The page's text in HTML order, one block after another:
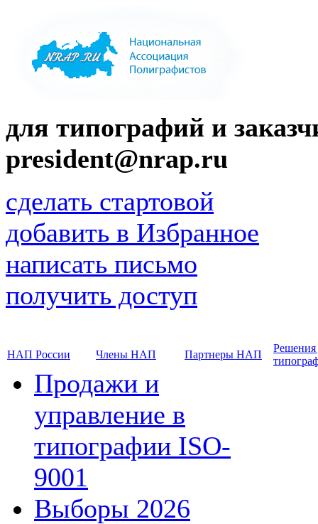
для типографий и
president@nrap.ru
сделать стартовой
добавить в Избранное
написать письмо
получить доступ
НАП России Члены НАП Партнеры НАП
Решения
Продажи и
управление в
типографии ISO-
9001
Выборы 2026